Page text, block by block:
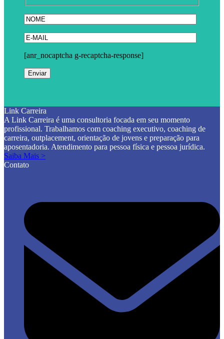
[anr_nocaptcha g-recaptcha-response]
Link Carreira
A Link Carreira é uma consultoria focada em seu momento
profissional. Trabalhamos com coaching executivo, coaching de
carreira, outplacement, orientação de jovens e preparação para
aposentadoria. Atendimento para pessoa física e pessoa jurídica.
Saiba Mais >
Contato